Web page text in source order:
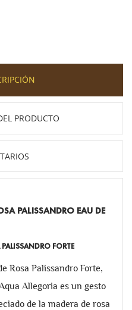
PRODUCTO
PALISSANDRO EAU DE
FORTE
Rosa Palissandro Forte,
Allegoria es un gesto
de la madera de rosa